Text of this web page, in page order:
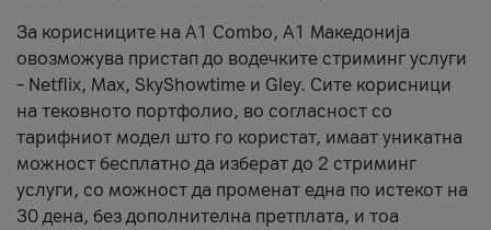
За корисниците на A1 Combo, А1 Македонија
овозможува пристап до водечките стриминг услуги
– Netflix, Max, SkyShowtime и Gley. Сите корисници
на тековното портфолио, во согласност со
тарифниот модел што го користат, имаат уникатна
можност бесплатно да изберат до 2 стриминг
услуги, со можност да променат една по истекот на
30 дена, без дополнителна претплата, и тоа